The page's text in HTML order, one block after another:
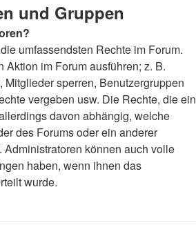
und Gruppen
umfassendsten Rechte im Forum.
Aktion im Forum ausführen; z. B.
Mitglieder sperren, Benutzergruppen
vergeben usw. Die Rechte, die ein
davon abhängig, welche
des Forums oder ein anderer
Administratoren können auch volle
haben, wenn ihnen das
wurde.